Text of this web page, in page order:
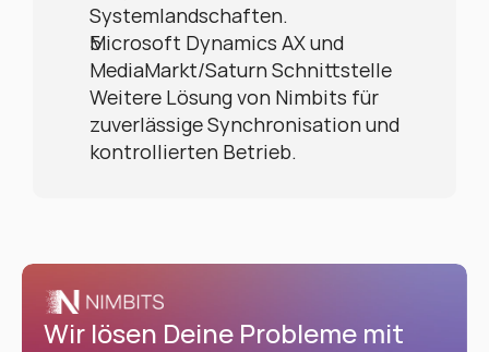
Systemlandschaften.
Microsoft Dynamics AX und
MediaMarkt/Saturn Schnittstelle
Weitere Lösung von Nimbits für
zuverlässige Synchronisation und
kontrollierten Betrieb.
Wir lösen Deine Probleme mit